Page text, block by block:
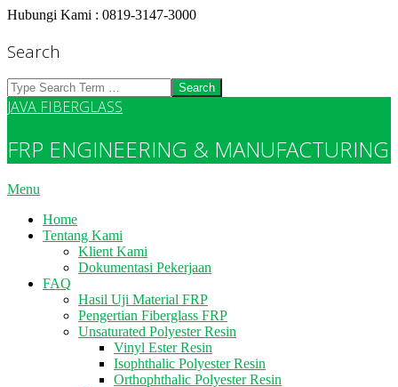
Skip
content
Hubungi Kami : 0819-3147-3000
Search
Search
JAVA FIBERGLASS
FRP ENGINEERING & MANUFACTURING
Primary
Menu
Menu
Home
Tentang Kami
Klient Kami
Dokumentasi Pekerjaan
FAQ
Hasil Uji Material FRP
Pengertian Fiberglass FRP
Unsaturated Polyester Resin
Vinyl Ester Resin
Isophthalic Polyester Resin
Orthophthalic Polyester Resin